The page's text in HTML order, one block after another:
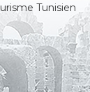
Tunisien